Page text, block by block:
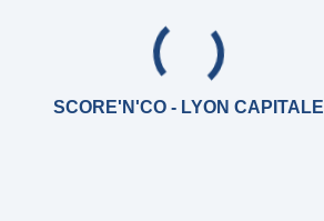
SCORE'N'CO - LYON CAPITALE